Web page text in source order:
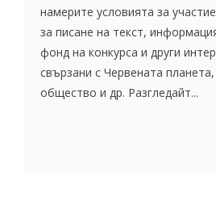
намерите условията за
за писане на текст,
фонд на конкурса и други
свързани с Червената
общество и др. Разгледайт...